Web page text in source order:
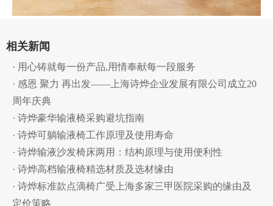
相关新闻
· 用心铸就每一份产品,用情奉献每一段服务
· 感恩 聚力 再出发——上海诗烨企业发展有限公司成立20
周年庆典
· 诗烨豪华输液椅采购避坑指南
· 诗烨可躺输液椅工作原理及使用寿命
· 诗烨输液沙发椅床两用：结构原理与使用便利性
· 诗烨高档输液椅精选材质及选材缘由
· 诗烨标准款点滴椅广受上海多家三甲医院采购的缘由及
定价策略